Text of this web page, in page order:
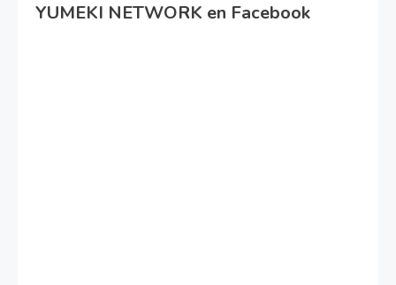
YUMEKI NETWORK en Facebook